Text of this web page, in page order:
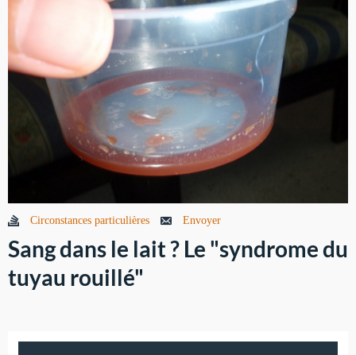
Circonstances particulières Envoyer
Sang dans le lait ? Le "syndrome du
tuyau rouillé"